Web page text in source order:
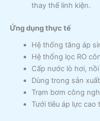
thay thế linh kiện.
Ứng dụng thực tế
Hệ thống tăng áp
Hệ thống lọc RO
Cấp nước lò hơi,
Dùng trong sản
Trạm bơm công
Tưới tiêu áp lực